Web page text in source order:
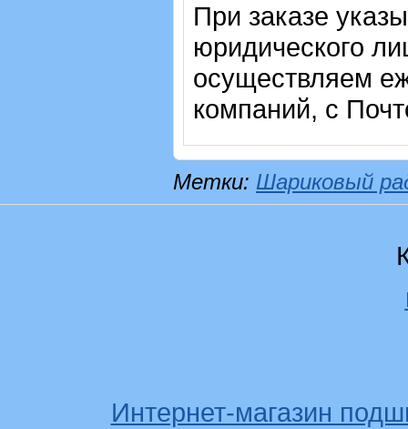
При заказе
юридического
осуществляем
компаний, с
Метки: Шариковый
Интернет-магазин